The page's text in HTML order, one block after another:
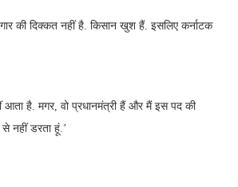
की दिक्कत नहीं है. किसान खुश हैं. इसलिए कर्नाटक
है. मगर, वो प्रधानमंत्री हैं और मैं इस पद की
नहीं डरता हूं.’